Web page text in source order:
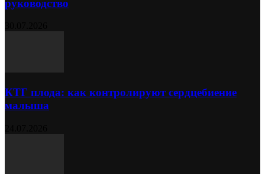
руководство
КТГ плода: как контролируют сердцебиение
малыша